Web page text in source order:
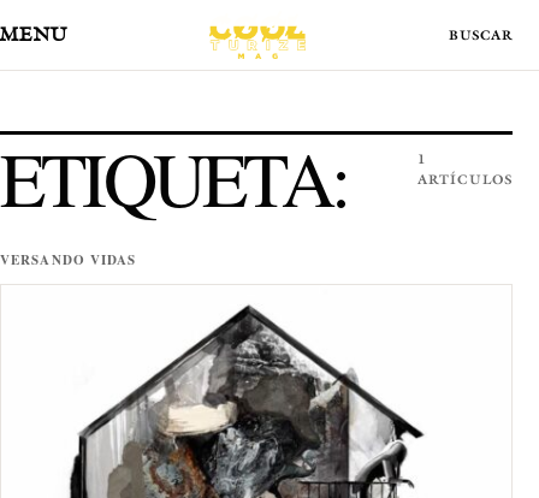
MENÚ
ETIQUETA:
VERSANDO VIDAS
1
ARTÍCULOS